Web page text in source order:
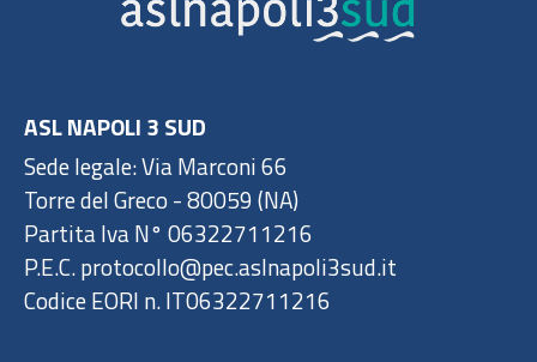
ASL NAPOLI 3 SUD
Sede legale: Via Marconi 66
Torre del Greco - 80059 (NA)
Partita Iva N° 06322711216
P.E.C. protocollo@pec.aslnapoli3sud.it
Codice EORI n. IT06322711216